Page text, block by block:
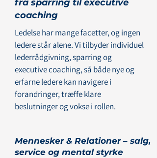
fra sparring til executive
coaching
Ledelse har mange facetter, og ingen
ledere står alene. Vi tilbyder individuel
lederrådgivning, sparring og
executive coaching, så både nye og
erfarne ledere kan navigere i
forandringer, træffe klare
beslutninger og vokse i rollen.
Mennesker & Relationer – salg,
service og mental styrke